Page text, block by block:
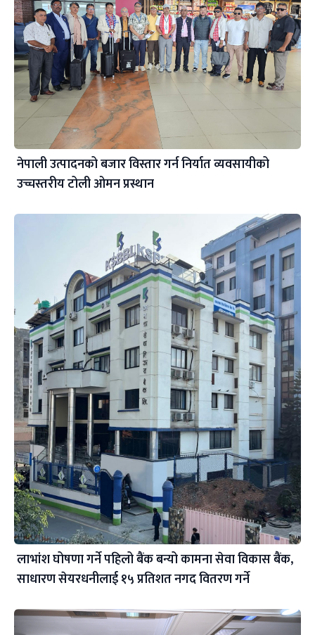
नेपाली उत्पादनको बजार विस्तार गर्न निर्यात व्यवसायीको
उच्चस्तरीय टोली ओमन प्रस्थान
लाभांश घोषणा गर्ने पहिलो बैंक बन्यो कामना सेवा विकास बैंक,
साधारण सेयरधनीलाई १५ प्रतिशत नगद वितरण गर्ने